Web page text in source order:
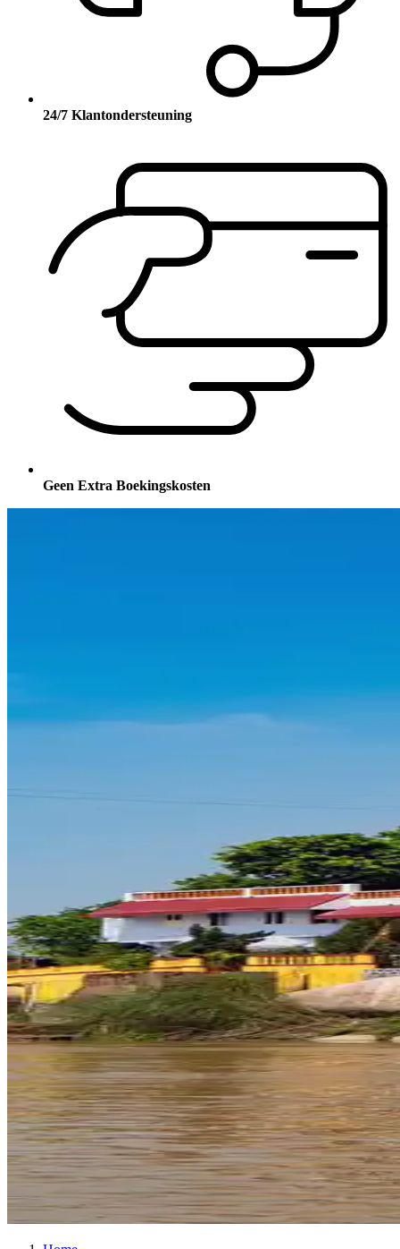
24/7 Klantondersteuning
Geen Extra Boekingskosten